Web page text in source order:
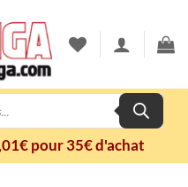
pour 35€ d'achat